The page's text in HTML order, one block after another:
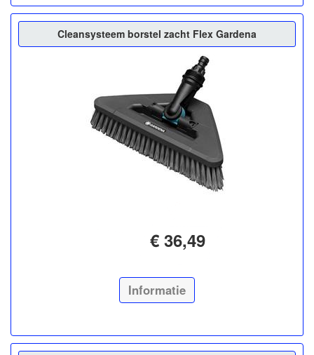
Cleansysteem borstel zacht Flex Gardena
€ 36,49
Informatie